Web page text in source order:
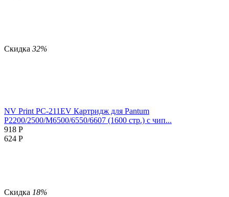
Скидка 32%
NV Print PC-211EV Картридж для Pantum
P2200/2500/M6500/6550/6607 (1600 стр.) с чип...
918 Р
624 Р
Скидка 18%